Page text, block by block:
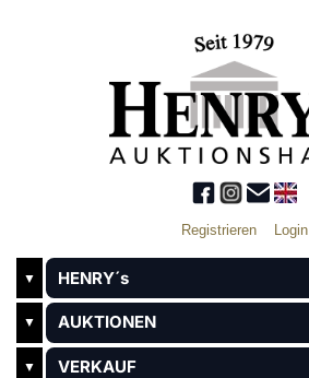
Registrieren Login
▼ HENRY´s
▼ AUKTIONEN
▼ VERKAUF